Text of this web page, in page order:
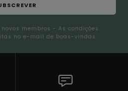
membros - As condições
no e-mail de boas-vindas